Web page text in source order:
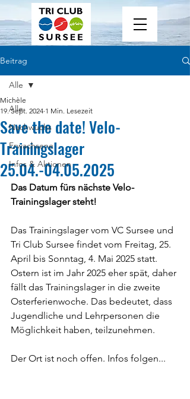
Beitrag
Alle
Nachwuchs
Erwachsene
Infos & Aktionen
Alle
Save the date! Velo-
Trainingslager
25.04.-04.05.2025
Michèle
19. Sept. 2024 1 Min. Lesezeit
Das Datum fürs nächste Velo-
Trainingslager steht!
Das Trainingslager vom VC Sursee und
Tri Club Sursee findet vom Freitag, 25.
April bis Sonntag, 4. Mai 2025 statt.
Ostern ist im Jahr 2025 eher spät, daher
fällt das Trainingslager in die zweite
Osterferienwoche. Das bedeutet, dass
Jugendliche und Lehrpersonen die
Möglichkeit haben, teilzunehmen.
Der Ort ist noch offen. Infos folgen...